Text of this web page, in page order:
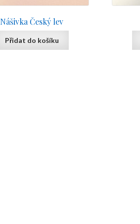
Nášivka Český lev
Přidat do košíku